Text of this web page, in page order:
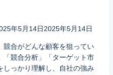
年5月14日2025年5月14日
競合がどんな顧客を狙ってい
「競合分析」「ターゲット市
っかり理解し、自社の強み